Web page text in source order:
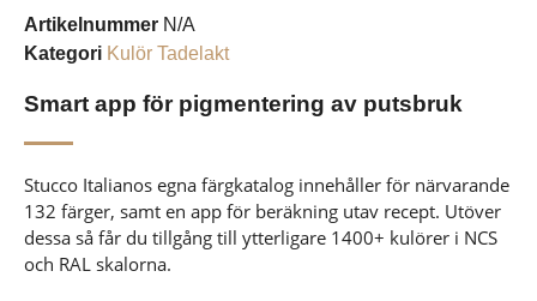
Artikelnummer N/A
Kategori Kulör Tadelakt
Smart app för pigmentering av putsbruk
Stucco Italianos egna färgkatalog innehåller för närvarande
132 färger, samt en app för beräkning utav recept. Utöver
dessa så får du tillgång till ytterligare 1400+ kulörer i NCS
och RAL skalorna.